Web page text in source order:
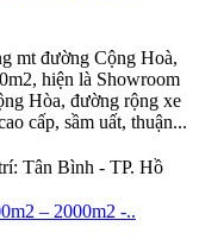
mt đường Cộng Hoà,
hiện là Showroom
Hòa, đường rộng xe
cấp, sầm uất, thuận...
Tân Bình - TP. Hồ